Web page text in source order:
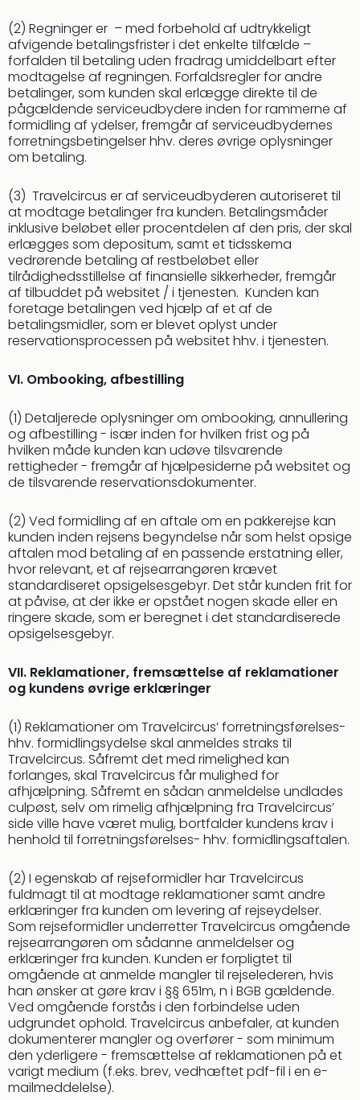
(2) Regninger er – med forbehold af udtrykkeligt
afvigende betalingsfrister i det enkelte tilfælde –
forfalden til betaling uden fradrag umiddelbart efter
modtagelse af regningen. Forfaldsregler for andre
betalinger, som kunden skal erlægge direkte til de
pågældende serviceudbydere inden for rammerne af
formidling af ydelser, fremgår af serviceudbydernes
forretningsbetingelser hhv. deres øvrige oplysninger
om betaling.
(3) Travelcircus er af serviceudbyderen autoriseret til
at modtage betalinger fra kunden. Betalingsmåder
inklusive beløbet eller procentdelen af den pris, der skal
erlægges som depositum, samt et tidsskema
vedrørende betaling af restbeløbet eller
tilrådighedsstillelse af finansielle sikkerheder, fremgår
af tilbuddet på websitet / i tjenesten. Kunden kan
foretage betalingen ved hjælp af et af de
betalingsmidler, som er blevet oplyst under
reservationsprocessen på websitet hhv. i tjenesten.
VI. Ombooking, afbestilling
(1) Detaljerede oplysninger om ombooking, annullering
og afbestilling - især inden for hvilken frist og på
hvilken måde kunden kan udøve tilsvarende
rettigheder - fremgår af hjælpesiderne på websitet og
de tilsvarende reservationsdokumenter.
(2) Ved formidling af en aftale om en pakkerejse kan
kunden inden rejsens begyndelse når som helst opsige
aftalen mod betaling af en passende erstatning eller,
hvor relevant, et af rejsearrangøren krævet
standardiseret opsigelsesgebyr. Det står kunden frit for
at påvise, at der ikke er opstået nogen skade eller en
ringere skade, som er beregnet i det standardiserede
opsigelsesgebyr.
VII. Reklamationer, fremsættelse af reklamationer
og kundens øvrige erklæringer
(1) Reklamationer om Travelcircus’ forretningsførelses-
hhv. formidlingsydelse skal anmeldes straks til
Travelcircus. Såfremt det med rimelighed kan
forlanges, skal Travelcircus får mulighed for
afhjælpning. Såfremt en sådan anmeldelse undlades
culpøst, selv om rimelig afhjælpning fra Travelcircus’
side ville have været mulig, bortfalder kundens krav i
henhold til forretningsførelses- hhv. formidlingsaftalen.
(2) I egenskab af rejseformidler har Travelcircus
fuldmagt til at modtage reklamationer samt andre
erklæringer fra kunden om levering af rejseydelser.
Som rejseformidler underretter Travelcircus omgående
rejsearrangøren om sådanne anmeldelser og
erklæringer fra kunden. Kunden er forpligtet til
omgående at anmelde mangler til rejselederen, hvis
han ønsker at gøre krav i §§ 651m, n i BGB gældende.
Ved omgående forstås i den forbindelse uden
udgrundet ophold. Travelcircus anbefaler, at kunden
dokumenterer mangler og overfører - som minimum
den yderligere - fremsættelse af reklamationen på et
varigt medium (f.eks. brev, vedhæftet pdf-fil i en e-
mailmeddelelse).